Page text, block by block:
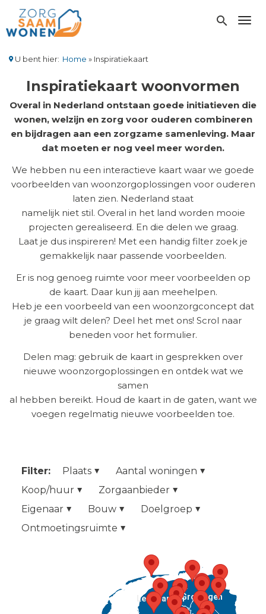
naar
de
gaan
search
U bent hier: Home Inspiratiekaart
Inspiratiekaart woonvormen
Overal in Nederland ontstaan goede initiatieven die
wonen, welzijn en zorg voor ouderen combineren
en bijdragen aan een zorgzame samenleving. Maar
dat moeten er nog veel meer worden.
We hebben nu een interactieve kaart waar we goede
voorbeelden van woonzorgoplossingen voor ouderen
laten zien. Nederland staat
namelijk niet stil. Overal in het land worden mooie
projecten gerealiseerd. En die delen we graag.
Laat je dus inspireren! Met een handig filter zoek je
gemakkelijk naar passende voorbeelden.
Er is nog genoeg ruimte voor meer voorbeelden op
de kaart. Daar kun jij aan meehelpen.
Heb je een voorbeeld van een woonzorgconcept dat
je graag wilt delen? Deel het met ons! Scrol naar
beneden voor het formulier.
Delen mag: gebruik de kaart in gesprekken over
nieuwe woonzorgoplossingen en ontdek wat we
samen
al hebben bereikt. Houd de kaart in de gaten, want we
voegen regelmatig nieuwe voorbeelden toe.